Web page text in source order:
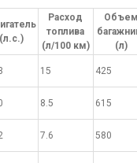
(л.с.)
Расход
топлива
(л/100 км)
Объем
(л)
15 425
8.5 615
7.6 580